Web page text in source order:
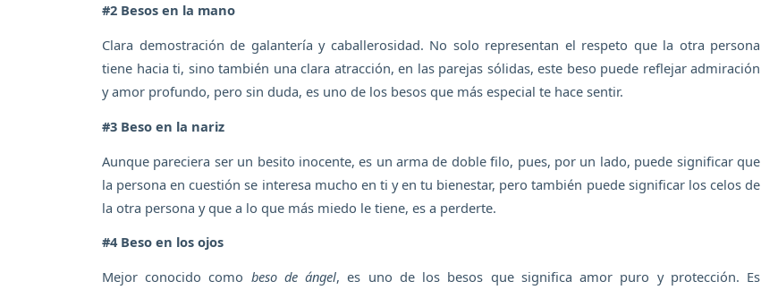
#2 Besos en la mano
Clara demostración de galantería y caballerosidad. No solo representan el respeto que la otra persona
tiene hacia ti, sino también una clara atracción, en las parejas sólidas, este beso puede reflejar admiración
y amor profundo, pero sin duda, es uno de los besos que más especial te hace sentir.
#3 Beso en la nariz
Aunque pareciera ser un besito inocente, es un arma de doble filo, pues, por un lado, puede significar que
la persona en cuestión se interesa mucho en ti y en tu bienestar, pero también puede significar los celos de
la otra persona y que a lo que más miedo le tiene, es a perderte.
#4 Beso en los ojos
Mejor conocido como beso de ángel, es uno de los besos que significa amor puro y protección. Es